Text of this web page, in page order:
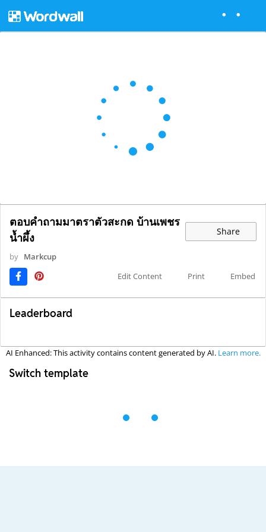
ตอบคำถามมาตราตัวสะกด บ้านเพชร
น้ำผึ้ง
Share
by Markcup
Edit Content
Print Embed
Leaderboard
AI Enhanced: This activity contains content generated by AI. Learn more.
Switch template